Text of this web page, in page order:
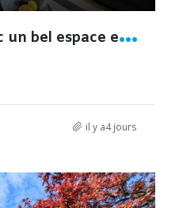
M
aison de ville avec un bel espace extérieur – Centre-ville Fontenay-aux-Roses Proche RER B
il y a4 jours